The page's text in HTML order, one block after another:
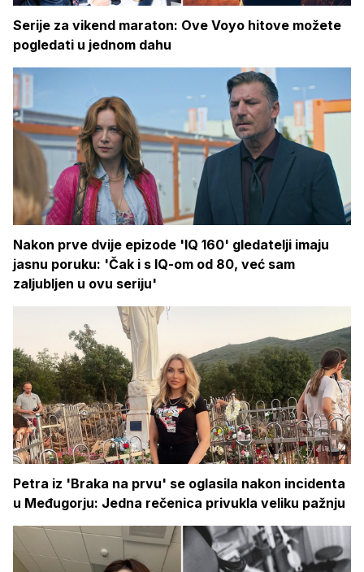
Serije za vikend maraton: Ove Voyo hitove možete
pogledati u jednom dahu
Nakon prve dvije epizode 'IQ 160' gledatelji imaju
jasnu poruku: 'Čak i s IQ-om od 80, već sam
zaljubljen u ovu seriju'
Petra iz 'Braka na prvu' se oglasila nakon incidenta
u Međugorju: Jedna rečenica privukla veliku pažnju